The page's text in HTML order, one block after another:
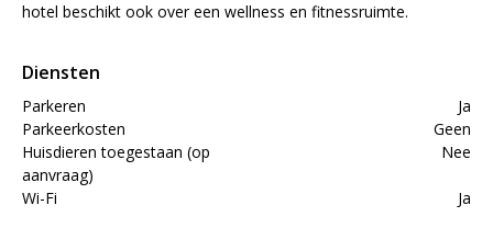
hotel beschikt ook over een wellness en fitnessruimte.
Diensten
Parkeren
Ja
Parkeerkosten
Geen
Huisdieren toegestaan (op
aanvraag)
Nee
Wi-Fi Ja